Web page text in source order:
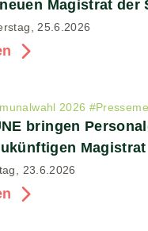
Magistrat der
25.6.2026
2026 #
bringen
Magistrat
23.6.2026